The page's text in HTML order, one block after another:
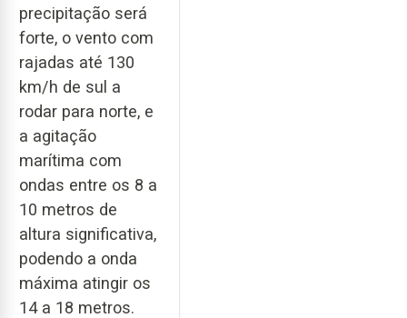
precipitação será
forte, o vento com
rajadas até 130
km/h de sul a
rodar para norte, e
a agitação
marítima com
ondas entre os 8 a
10 metros de
altura significativa,
podendo a onda
máxima atingir os
14 a 18 metros.